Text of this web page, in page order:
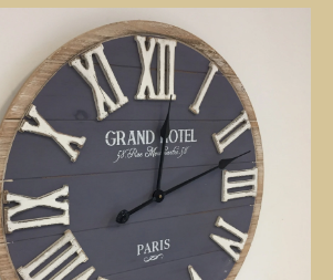
image slideshow Items